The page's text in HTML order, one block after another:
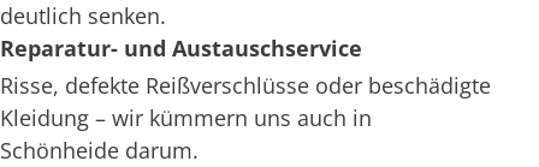
deutlich senken.
Reparatur- und Austauschservice
Risse, defekte Reißverschlüsse oder beschädigte
Kleidung – wir kümmern uns auch in
Schönheide darum.